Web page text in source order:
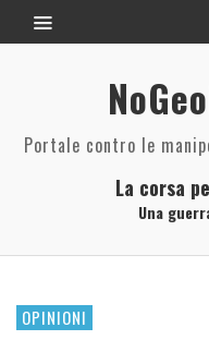
Portale contro le
La corsa
Una
OPINIONI